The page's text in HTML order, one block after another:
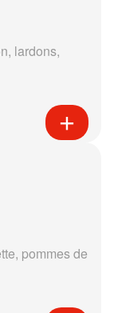
lardons,
pommes de